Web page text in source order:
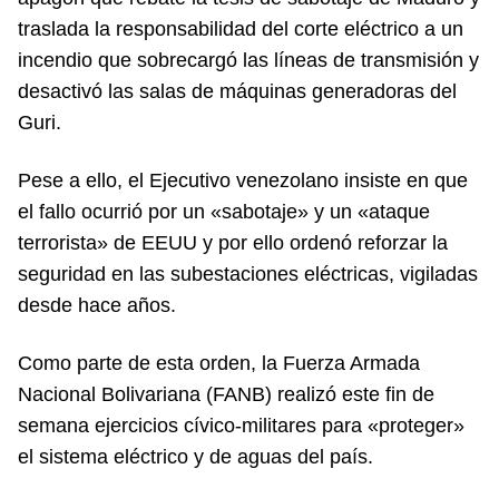
traslada la responsabilidad del corte eléctrico a un
incendio que sobrecargó las líneas de transmisión y
desactivó las salas de máquinas generadoras del
Guri.
Pese a ello, el Ejecutivo venezolano insiste en que
el fallo ocurrió por un «sabotaje» y un «ataque
terrorista» de EEUU y por ello ordenó reforzar la
seguridad en las subestaciones eléctricas, vigiladas
desde hace años.
Como parte de esta orden, la Fuerza Armada
Nacional Bolivariana (FANB) realizó este fin de
semana ejercicios cívico-militares para «proteger»
el sistema eléctrico y de aguas del país.